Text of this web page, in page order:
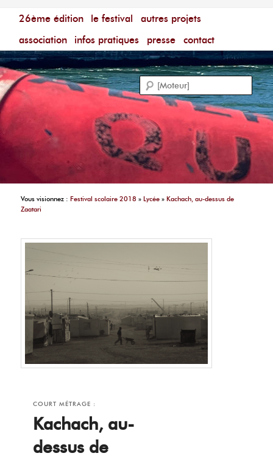
Menu principal
aller au contenu principal
aller au contenu secondaire
26ème édition le festival
autres projets
association
infos pratiques presse contact
Festival du Film Court Francophone – [Un poing c'est
Vous visionnez :Festival scolaire 2018 »Lycée »Kachach, au-dessus de
Zaatari
COURT MÉTRAGE :
Kachach, au-
dessus de